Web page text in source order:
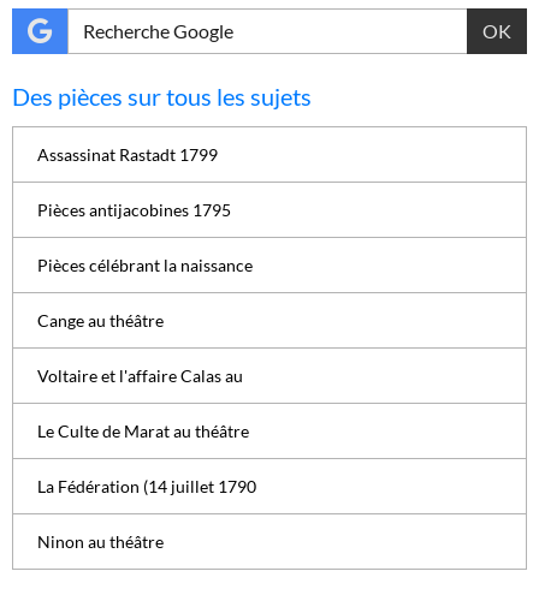
OK
Des pièces sur tous les sujets
Assassinat Rastadt 1799
Pièces antijacobines 1795
Pièces célébrant la naissance
Cange au théâtre
Voltaire et l'affaire Calas au
Le Culte de Marat au théâtre
La Fédération (14 juillet 1790
Ninon au théâtre